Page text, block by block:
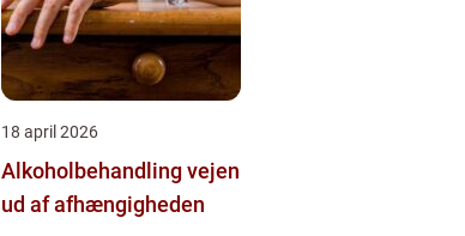
18 april 2026
Alkoholbehandling vejen
ud af afhængigheden